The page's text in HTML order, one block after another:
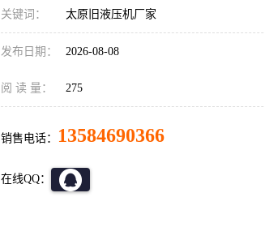
关键词： 太原旧液压机厂家
发布日期： 2026-08-08
阅 读 量： 275
销售电话： 13584690366
在线QQ：